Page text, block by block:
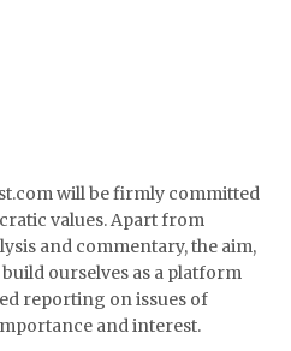
will be firmly committed
values. Apart from
and commentary, the aim,
ourselves as a platform
reporting on issues of
and interest.